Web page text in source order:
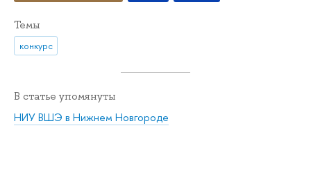
Темы
конкурс
В статье упомянуты
НИУ ВШЭ в Нижнем Новгороде